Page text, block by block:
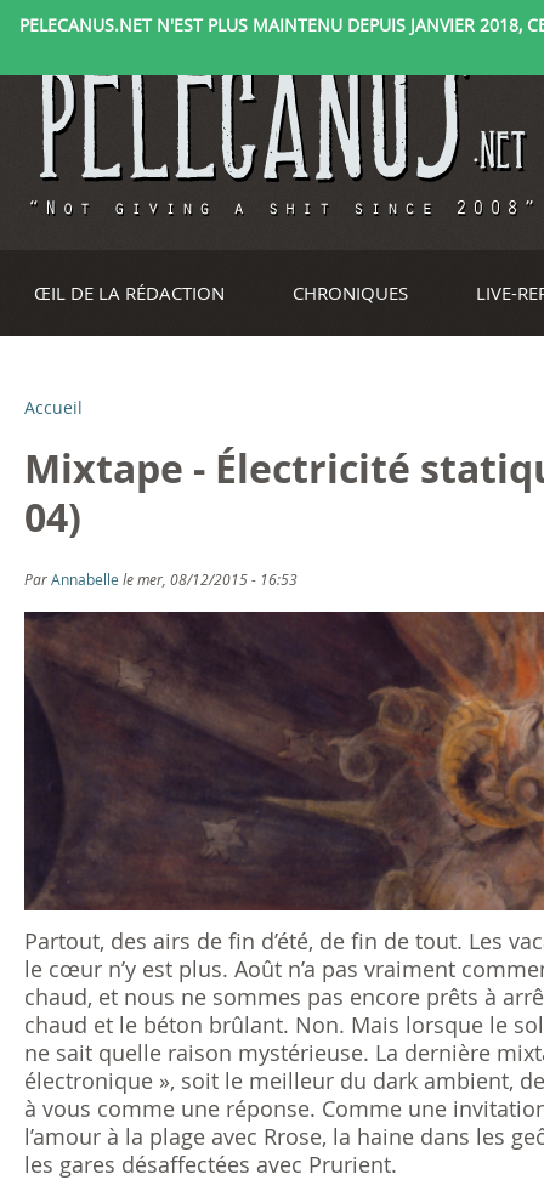
PELECANUS.NET N'EST PLUS MAINTENU DEPUIS JANVIER 2018,
ŒIL DE LA RÉDACTION CHRONIQUES LIVE-
V
o
u
s
ê
t
i
Accueil
Mixtape - Électricité
04)
ParAnnabelle le mer, 08/12/2015 - 16:53
Partout, des airs de fin d’été, de fin de tout. Les
le cœur n’y est plus. Août n’a pas vraiment
chaud, et nous ne sommes pas encore prêts à
chaud et le béton brûlant. Non. Mais lorsque le
ne sait quelle raison mystérieuse. La dernière
électronique », soit le meilleur du dark ambient,
à vous comme une réponse. Comme une
l’amour à la plage avec Rrose, la haine dans les
les gares désaffectées avec Prurient.